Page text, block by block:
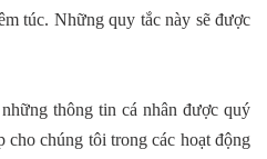
túc. Những quy tắc này sẽ được
thông tin cá nhân được quý
cho chúng tôi trong các hoạt động